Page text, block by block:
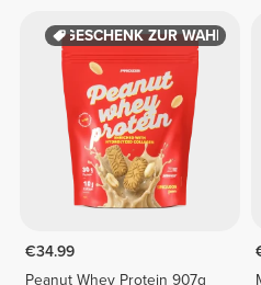
GESCHENK ZUR WAHL
€34.99
Peanut Whey Protein 907g